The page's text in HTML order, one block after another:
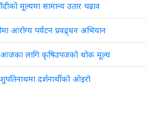
मूल्यमा सामान्य उतार चढाव
आरोग्य पर्यटन प्रवद्र्धन अभियान
आजका लागि कृषिउपजको थोक मूल्य
दर्शनार्थीको ओइरो